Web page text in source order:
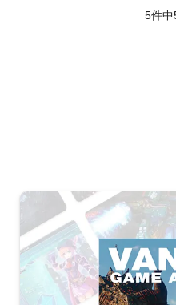
5件中